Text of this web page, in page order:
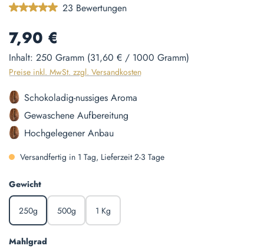
Durchschnittliche Bewertung von 5 von 5 Sternen
23 Bewertungen
Regulärer Preis:
7,90 €
Inhalt: 250 Gramm (31,60 € / 1000 Gramm)
Preise inkl. MwSt. zzgl. Versandkosten
Schokoladig-nussiges Aroma
Gewaschene Aufbereitung
Hochgelegener Anbau
Versandfertig in 1 Tag, Lieferzeit 2-3 Tage
Gewichtauswählen
250g 500g 1 Kg
Mahlgrad